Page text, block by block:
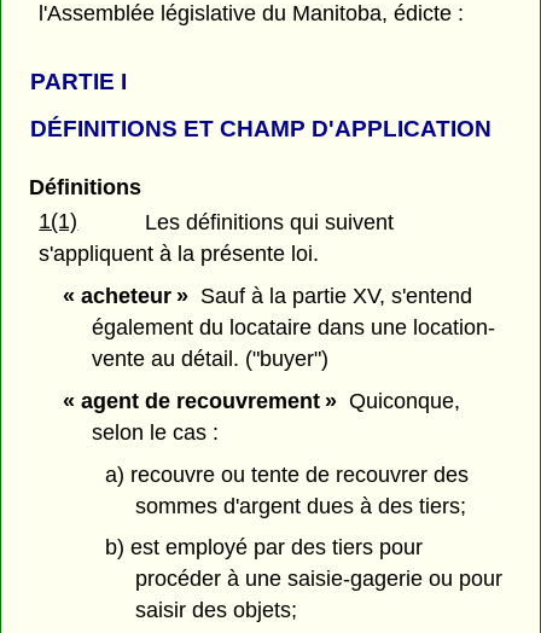
l'Assemblée législative du Manitoba, édicte :
PARTIE I
DÉFINITIONS ET CHAMP D'APPLICATION
Définitions
1(1)
Les définitions qui suivent
s'appliquent à la présente loi.
« acheteur »Sauf à la partie XV, s'entend
également du locataire dans une location-
vente au détail. ("buyer")
« agent de recouvrement »Quiconque,
selon le cas :
a) recouvre ou tente de recouvrer des
sommes d'argent dues à des tiers;
b) est employé par des tiers pour
procéder à une saisie-gagerie ou pour
saisir des objets;